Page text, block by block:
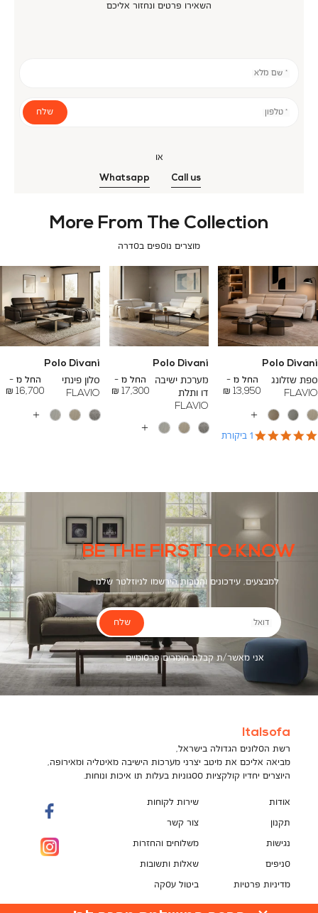
השאירו פרטים ונחזור אליכם
* שם מלא
* טלפון שלח
או
Call us
Whatsapp
More From The Collection
מוצרים נוספים בסדרה
Polo Divani
ספת שזלונג
FLAVIO
החל מ -
13,950 ₪
To
19,000 ₪
עוד
צבעים
5.01 ביקורת
Polo Divani
מערכת ישיבה
דו ותלת
FLAVIO
החל מ -
17,300 ₪
To
29,000 ₪
עוד
Polo Divani
סלון פינתי
FLAVIO
החל מ -
16,700 ₪
To
25,400 ₪
עוד
BE THE FIRST TO KNOW
למבצעים, עידכונים והטבות הירשמו לניוזלטר שלנו
דואל
אני מאשר/ת קבלת חומרים פרסומיים
שלח
Italsofa
רשת הסלונים הגדולה בישראל,
מביאה אליכם את מיטב יצרני מערכות הישיבה מאיטליה ומאירופה,
היוצרים יחדיו קולקציות ססגוניות בעלות תו איכות ונוחות.
אודות
תקנון
נגישות
סניפים
מדיניות פרטיות
שירות לקוחות
צור קשר
משלוחים והחזרות
שאלות ותשובות
ביטול עסקה
תקנון מועדון לקוחות